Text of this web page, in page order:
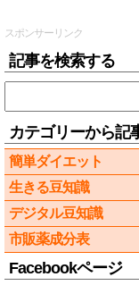
スポンサーリンク
記事を検索する
カテゴリーから記
簡単ダイエット
生きる豆知識
デジタル豆知識
市販薬成分表
Facebookページ